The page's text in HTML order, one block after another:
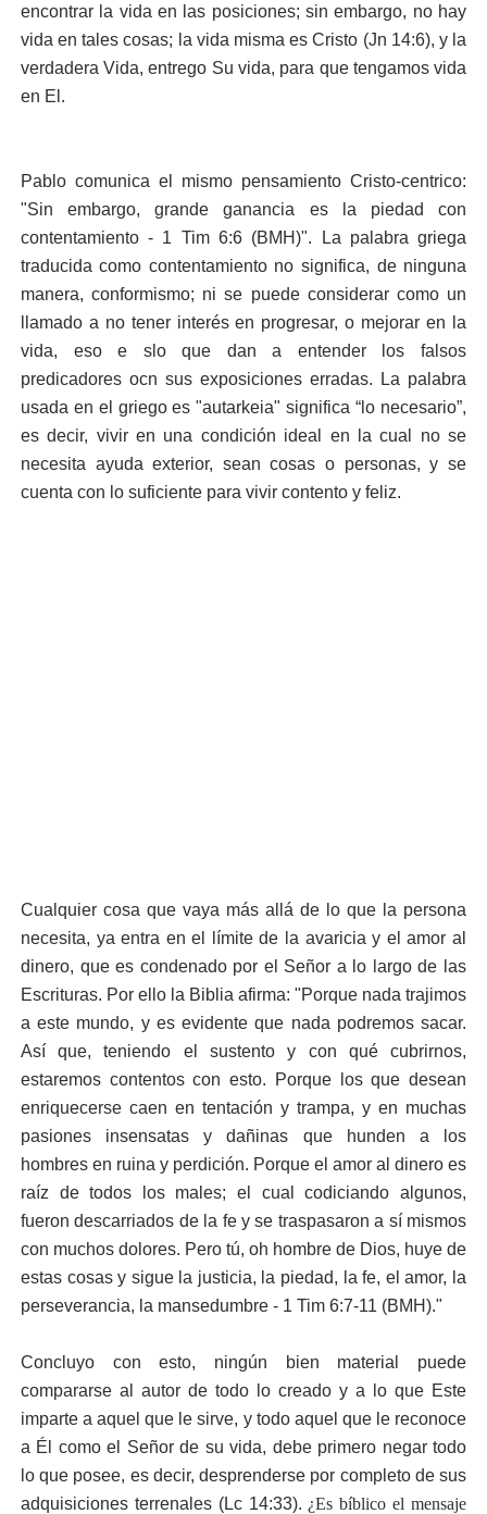
encontrar la vida en las posiciones; sin embargo, no hay
vida en tales cosas; la vida misma es Cristo (Jn 14:6), y la
verdadera Vida, entrego Su vida, para que tengamos vida
en El.
Pablo comunica el mismo pensamiento Cristo-centrico:
"Sin embargo, grande ganancia es la piedad con
contentamiento - 1 Tim 6:6 (BMH)". La palabra griega
traducida como contentamiento no significa, de ninguna
manera, conformismo; ni se puede considerar como un
llamado a no tener interés en progresar, o mejorar en la
vida, eso e slo que dan a entender los falsos
predicadores ocn sus exposiciones erradas. La palabra
usada en el griego es "autarkeia" significa “lo necesario”,
es decir, vivir en una condición ideal en la cual no se
necesita ayuda exterior, sean cosas o personas, y se
cuenta con lo suficiente para vivir contento y feliz.
Cualquier cosa que vaya más allá de lo que la persona
necesita, ya entra en el límite de la avaricia y el amor al
dinero, que es condenado por el Señor a lo largo de las
Escrituras. Por ello la Biblia afirma: "Porque nada trajimos
a este mundo, y es evidente que nada podremos sacar.
Así que, teniendo el sustento y con qué cubrirnos,
estaremos contentos con esto. Porque los que desean
enriquecerse caen en tentación y trampa, y en muchas
pasiones insensatas y dañinas que hunden a los
hombres en ruina y perdición. Porque el amor al dinero es
raíz de todos los males; el cual codiciando algunos,
fueron descarriados de la fe y se traspasaron a sí mismos
con muchos dolores. Pero tú, oh hombre de Dios, huye de
estas cosas y sigue la justicia, la piedad, la fe, el amor, la
perseverancia, la mansedumbre - 1 Tim 6:7-11 (BMH)."
Concluyo con esto, ningún bien material puede
compararse al autor de todo lo creado y a lo que Este
imparte a aquel que le sirve, y todo aquel que le reconoce
a Él como el Señor de su vida, debe primero negar todo
lo que posee, es decir, desprenderse por completo de sus
adquisiciones terrenales (Lc 14:33). ¿Es bíblico el mensaje